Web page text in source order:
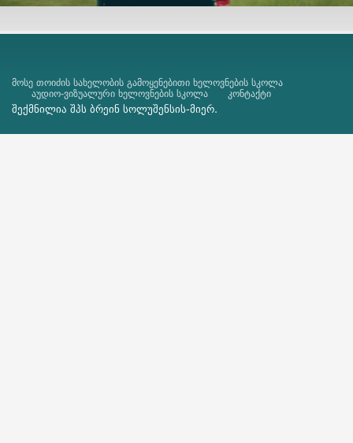
მოსე თოიძის სახელობის გამოყენებითი ხელოვნების სკოლა
აუდიო-ვიზუალური ხელოვნების სკოლა
კონტაქტი
შექმნილია შპს ბრეინ სოლუშენსის-მიერ.